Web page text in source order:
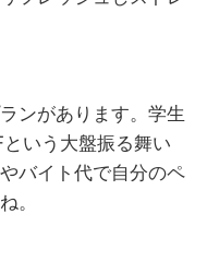
ンがあります。学生
いう大盤振る舞い
バイト代で自分のペ
。